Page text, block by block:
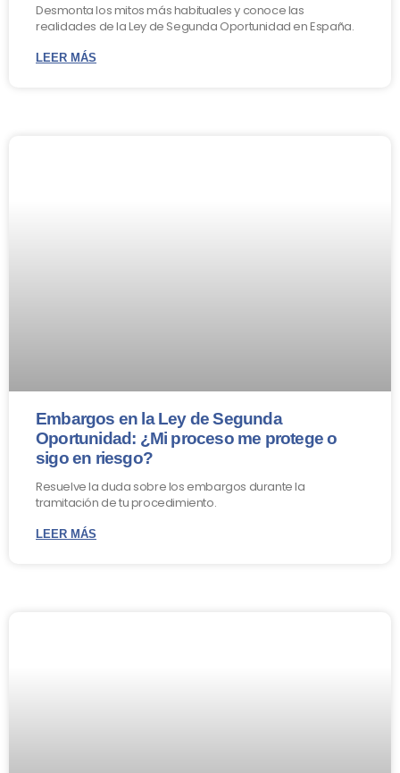
Desmonta los mitos más habituales y conoce las
realidades de la Ley de Segunda Oportunidad en España.
LEER MÁS
Embargos en la Ley de Segunda
Oportunidad: ¿Mi proceso me protege o
sigo en riesgo?
Resuelve la duda sobre los embargos durante la
tramitación de tu procedimiento.
LEER MÁS